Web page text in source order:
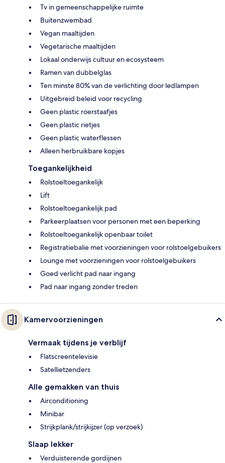
Tv in gemeenschappelijke ruimte
Buitenzwembad
Vegan maaltijden
Vegetarische maaltijden
Lokaal onderwijs cultuur en ecosysteem
Ramen van dubbelglas
Ten minste 80% van de verlichting door ledlampen
Uitgebreid beleid voor recycling
Geen plastic roerstaafjes
Geen plastic rietjes
Geen plastic waterflessen
Alleen herbruikbare kopjes
Toegankelijkheid
Rolstoeltoegankelijk
Lift
Rolstoeltoegankelijk pad
Parkeerplaatsen voor personen met een beperking
Rolstoeltoegankelijk openbaar toilet
Registratiebalie met voorzieningen voor rolstoelgebuikers
Lounge met voorzieningen voor rolstoelgebuikers
Goed verlicht pad naar ingang
Pad naar ingang zonder treden
Kamervoorzieningen
Vermaak tijdens je verblijf
Flatscreentelevisie
Satellietzenders
Alle gemakken van thuis
Airconditioning
Minibar
Strijkplank/strijkijzer (op verzoek)
Slaap lekker
Verduisterende gordijnen